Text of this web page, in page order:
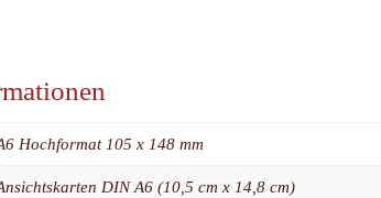
Hochformat 105 x 148 mm
DIN A6 (10,5 cm x 14,8 cm)